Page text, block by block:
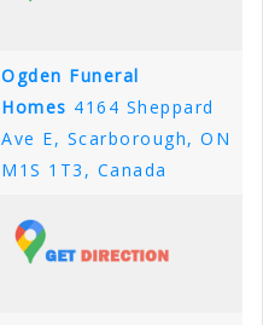
Ogden Funeral
Homes 4164 Sheppard
Ave E, Scarborough, ON
M1S 1T3, Canada